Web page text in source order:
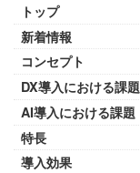
トップ
新着情報
コンセプト
DX導入における課題
AI導入における課題
特長
導入効果